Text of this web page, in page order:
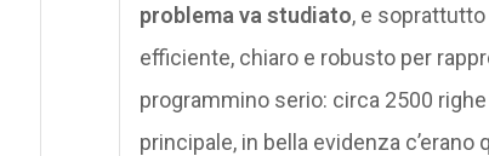
problema va studiato, e
efficiente, chiaro e robusto per
programmino serio: circa 2500
principale, in bella evidenza